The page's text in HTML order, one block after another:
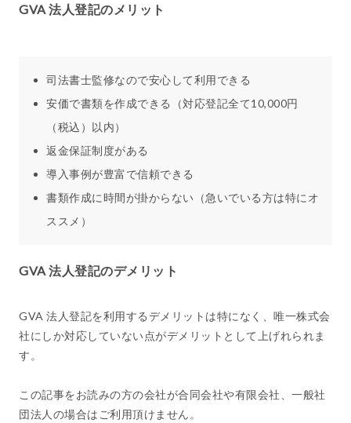
GVA 法人登記のメリット
司法書士監修なので安心して利用できる
安価で書類を作成できる（対応登記全て10,000円
（税込）以内）
返金保証制度がある
導入事例が豊富で信頼できる
書類作成に時間が掛からない（急いでいる方は特にオ
ススメ）
GVA 法人登記のデメリット
GVA 法人登記を利用するデメリットは特になく、唯一株式会
社にしか対応していない点がデメリットとして上げれられま
す。
この記事をお読みの方の会社が合同会社や有限会社、一般社
団法人の場合はご利用頂けません。